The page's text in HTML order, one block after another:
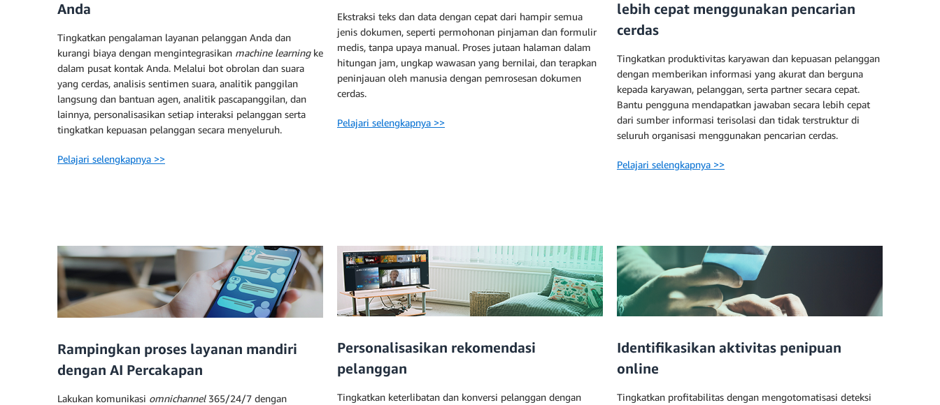
Anda
Tingkatkan pengalaman layanan pelanggan Anda dan
kurangi biaya dengan mengintegrasikan machine learning ke
dalam pusat kontak Anda. Melalui bot obrolan dan suara
yang cerdas, analisis sentimen suara, analitik panggilan
langsung dan bantuan agen, analitik pascapanggilan, dan
lainnya, personalisasikan setiap interaksi pelanggan serta
tingkatkan kepuasan pelanggan secara menyeluruh.
Pelajari selengkapnya >>
Ekstraksi teks dan data dengan cepat dari hampir semua
jenis dokumen, seperti permohonan pinjaman dan formulir
medis, tanpa upaya manual. Proses jutaan halaman dalam
hitungan jam, ungkap wawasan yang bernilai, dan terapkan
peninjauan oleh manusia dengan pemrosesan dokumen
cerdas.
Pelajari selengkapnya >>
lebih cepat menggunakan pencarian
cerdas
Tingkatkan produktivitas karyawan dan kepuasan pelanggan
dengan memberikan informasi yang akurat dan berguna
kepada karyawan, pelanggan, serta partner secara cepat.
Bantu pengguna mendapatkan jawaban secara lebih cepat
dari sumber informasi terisolasi dan tidak terstruktur di
seluruh organisasi menggunakan pencarian cerdas.
Pelajari selengkapnya >>
Rampingkan proses layanan mandiri
dengan AI Percakapan
Lakukan komunikasi omnichannel365/24/7 dengan
Personalisasikan rekomendasi
pelanggan
Tingkatkan keterlibatan dan konversi pelanggan dengan
Identifikasikan aktivitas penipuan
online
Tingkatkan profitabilitas dengan mengotomatisasi deteksi